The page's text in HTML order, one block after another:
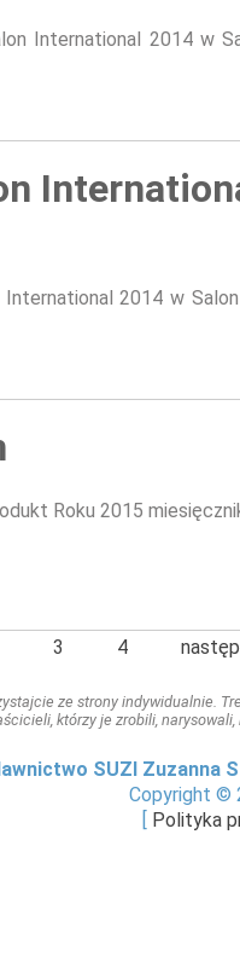
International 2014 w
2014 w
Roku 2015
3 4
ze strony indywidualnie.
którzy je zrobili,
SUZI Zuzanna
Copyright ©
[ Polityka